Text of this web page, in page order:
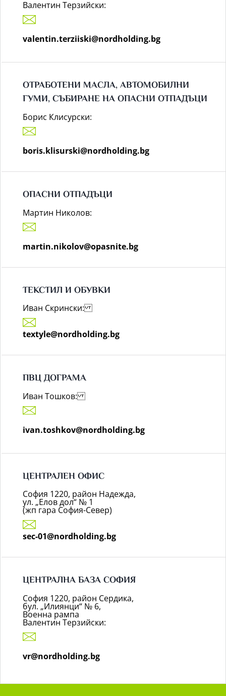
Валентин Терзийски:
valentin.terziiski@nordholding.bg
ОТРАБОТЕНИ МАСЛА, АВТОМОБИЛНИ
ГУМИ, СЪБИРАНЕ НА ОПАСНИ ОТПАДЪЦИ
Борис Клисурски:
boris.klisurski@nordholding.bg
ОПАСНИ ОТПАДЪЦИ
Мартин Николов:
martin.nikolov@opasnite.bg
ТЕКСТИЛ И ОБУВКИ
Иван Скрински:
textyle@nordholding.bg
ПВЦ ДОГРАМА
Иван Тошков:
ivan.toshkov@nordholding.bg
ЦЕНТРАЛЕН ОФИС
София 1220, район Надежда,
ул. „Елов дол“ № 1
(жп гара София-Север)
sec-01@nordholding.bg
ЦЕНТРАЛНА БАЗА СОФИЯ
София 1220, район Сердика,
бул. „Илиянци“ № 6,
Военна рампа
Валентин Терзийски:
vr@nordholding.bg